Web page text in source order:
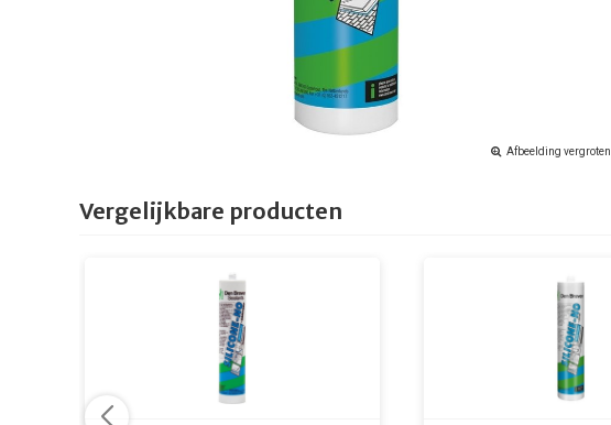
Afbeelding vergroten
Vergelijkbare producten